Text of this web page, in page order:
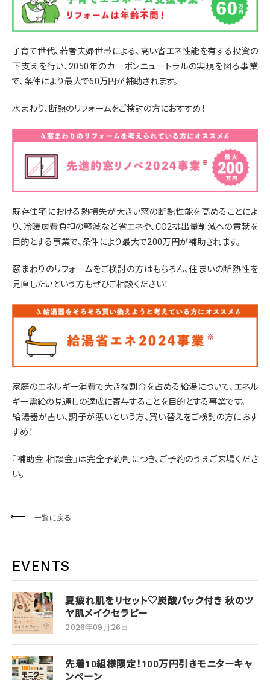
子育て世代、若者夫婦世帯による、高い省エネ性能を有する投資の
下支えを行い、2050年のカーボンニュートラルの実現を図る事業
で、条件により最大で60万円が補助されます。
水まわり、断熱のリフォームをご検討の方におすすめ！
既存住宅における熱損失が大きい窓の断熱性能を高めることによ
り、冷暖房費負担の軽減など省エネや、CO2排出量削減への貢献を
目的とする事業で、条件により最大で200万円が補助されます。
窓まわりのリフォームをご検討の方はもちろん、住まいの断熱性を
見直したいという方もぜひご相談ください！
家庭のエネルギー消費で大きな割合を占める給湯について、エネル
ギー需給の見通しの達成に寄与することを目的とする事業です。
給湯器が古い、調子が悪いという方、買い替えをご検討の方におす
すめ！
『補助金 相談会』は完全予約制につき、ご予約のうえご来場くださ
い。
一覧に戻る
EVENTS
夏疲れ肌をリセット♡炭酸パック付き 秋のツ
ヤ肌メイクセラピー
2026年09月26日
先着10組様限定！100万円引きモニターキャ
ンペーン